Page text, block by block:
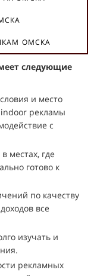
ОМСКА
следующие
и место
рекламы
с
местах, где
готово к
по качеству
все
изучать и
рекламных